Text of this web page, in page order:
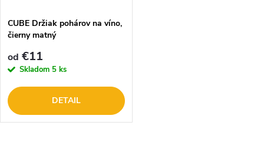
o
v
o
v
CUBE Držiak pohárov na víno,
čierny matný
od €11
Skladom 5 ks
DETAIL